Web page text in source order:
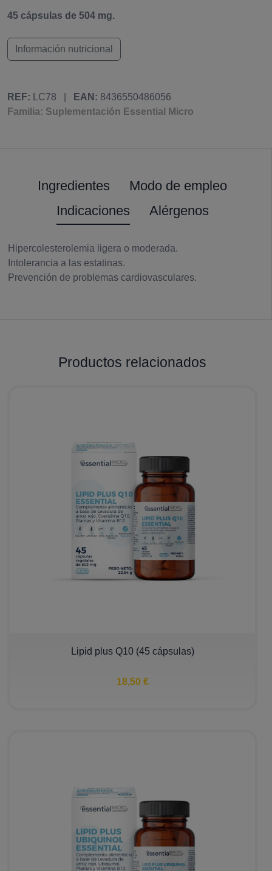
45 cápsulas de 504 mg.
Información nutricional
REF: LC78 EAN: 8436550486056
Familia: Suplementación Essential Micro
Ingredientes
Modo de empleo
Indicaciones
Alérgenos
Hipercolesterolemia ligera o moderada.
Intolerancia a las estatinas.
Prevención de problemas cardiovasculares.
Productos relacionados
Lipid plus Q10 (45 cápsulas)
18,50 €